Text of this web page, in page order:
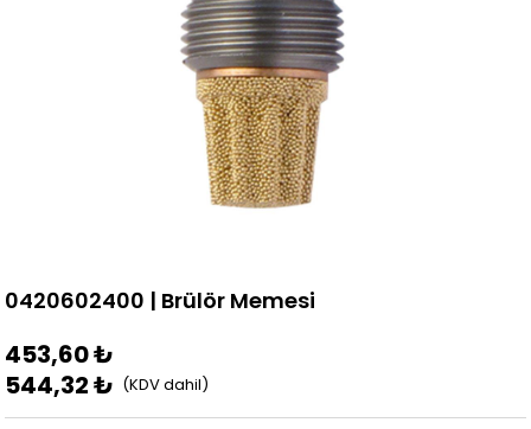
0420602400 | Brülör Memesi
453,60 ₺
544,32 ₺